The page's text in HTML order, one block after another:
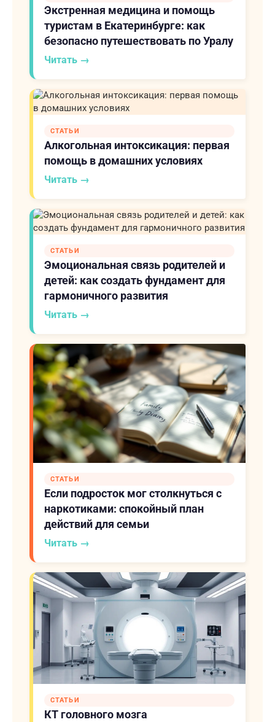
Экстренная медицина и помощь
туристам в Екатеринбурге: как
безопасно путешествовать по Уралу
Читать →
СТАТЬИ
Алкогольная интоксикация: первая
помощь в домашних условиях
Читать →
СТАТЬИ
Эмоциональная связь родителей и
детей: как создать фундамент для
гармоничного развития
Читать →
СТАТЬИ
Если подросток мог столкнуться с
наркотиками: спокойный план
действий для семьи
Читать →
СТАТЬИ
КТ головного мозга